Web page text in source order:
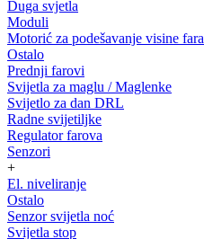
Duga svjetla
Moduli
Motorić za podešavanje visine fara
Ostalo
Prednji farovi
Svijetla za maglu / Maglenke
Svijetlo za dan DRL
Radne svijetiljke
Regulator farova
Senzori
+
El. niveliranje
Ostalo
Senzor svijetla noć
Svijetla stop